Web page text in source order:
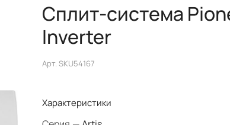
Сплит-система
Inverter
Арт. SKU54167
Характеристики